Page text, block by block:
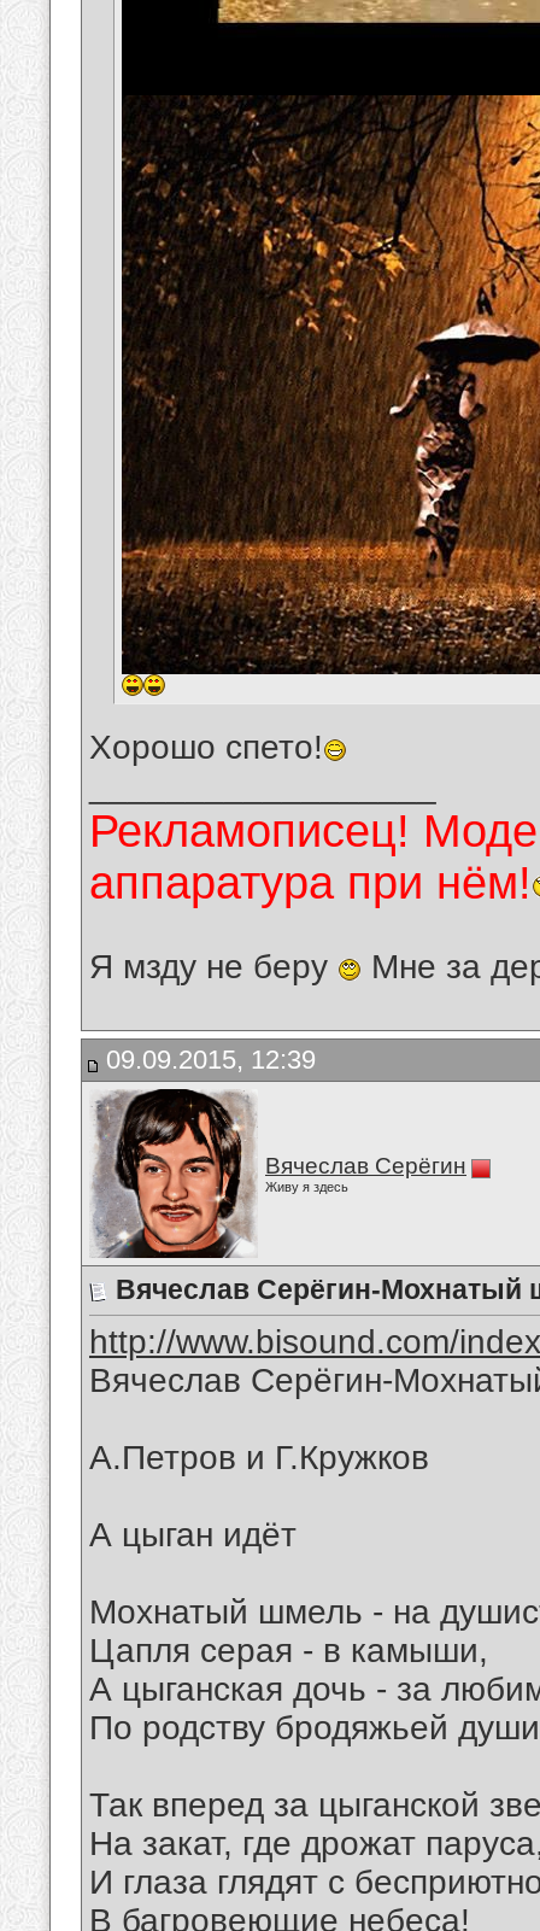
Хорошо спето!
Рекламописец!
аппаратура при нём!
Я мзду не беру Мне за
09.09.2015, 12:39
Вячеслав Серёгин
Живу я здесь
Вячеслав Серёгин-Мохнатый
http://www.bisound.com/
Вячеслав Серёгин-
А.Петров и Г.Кружков
А цыган идёт
Мохнатый шмель - на
Цапля серая - в камыши,
А цыганская дочь - за
По родству бродяжьей
Так вперед за цыганской
На закат, где дрожат
И глаза глядят с
В багровеющие небеса!